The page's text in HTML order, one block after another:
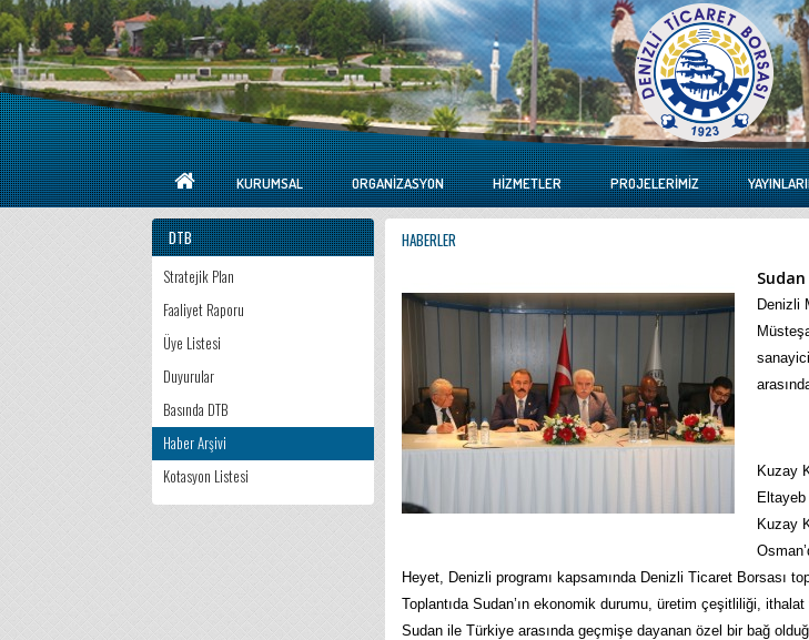
KURUMSAL ORGANIZASYON HIZMETLER PROJELERIMIZ
DTB
Stratejik Plan
Faaliyet Raporu
Üye Listesi
Duyurular
Basında DTB
Haber Arşivi
Kotasyon Listesi
HABERLER
Denizli
Kuzay
Kuzay
Heyet, Denizli programı kapsamında Denizli Ticaret Borsası
Toplantıda Sudan’ın ekonomik durumu, üretim çeşitliliği,
Sudan ile Türkiye arasında geçmişe dayanan özel bir bağ